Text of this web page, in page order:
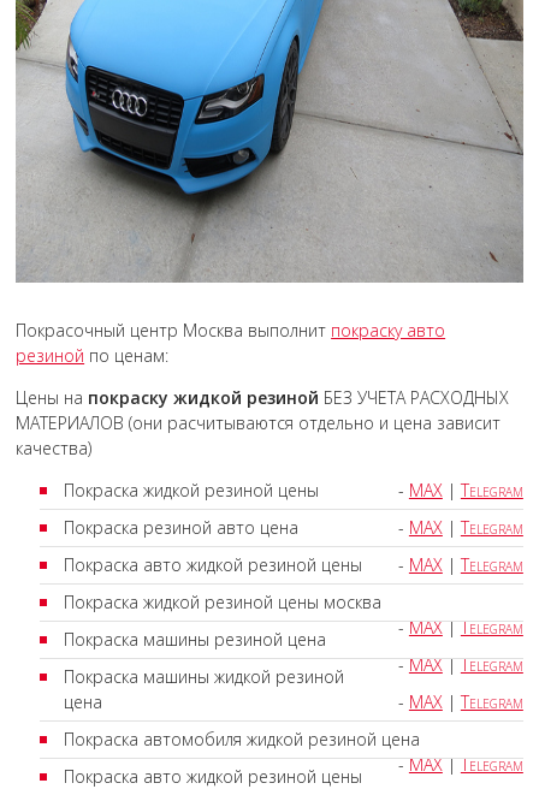
Покрасочный центр Москва выполнит покраску авто
резиной по ценам:
Цены на покраску жидкой резиной БЕЗ УЧЕТА РАСХОДНЫХ
МАТЕРИАЛОВ (они расчитываются отдельно и цена зависит
качества)
Покраска жидкой резиной цены
- MAX|Telegram
Покраска резиной авто цена
- MAX|Telegram
Покраска авто жидкой резиной цены
- MAX|Telegram
Покраска жидкой резиной цены москва
-MAX|Telegram
Покраска машины резиной цена
-MAX|Telegram
Покраска машины жидкой резиной
цена
- MAX|Telegram
Покраска автомобиля жидкой резиной цена
-MAX|Telegram
Покраска авто жидкой резиной цены